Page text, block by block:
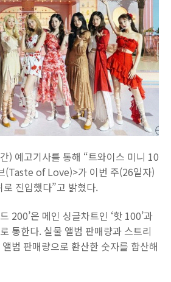
) 예고기사를 통해 “트와이스 미니 10
(Taste of Love)>가 이번 주(26일자)
진입했다”고 밝혔다.
200’은 메인 싱글차트인 ‘핫 100’과
통한다. 실물 앨범 판매량과 스트리
범 판매량으로 환산한 숫자를 합산해